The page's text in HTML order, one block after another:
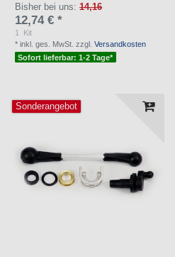
Bisher bei uns:14,16
12,74 € *
1
Kit
*inkl. ges. MwSt. zzgl.Versandkosten
Sofort lieferbar: 1-2 Tage*
Sonderangebot